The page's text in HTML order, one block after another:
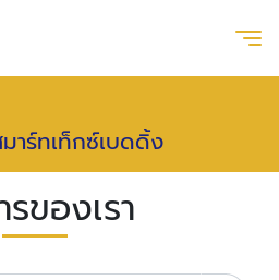
าร์ทเท็กซ์เบดดิ้ง
ของเรา